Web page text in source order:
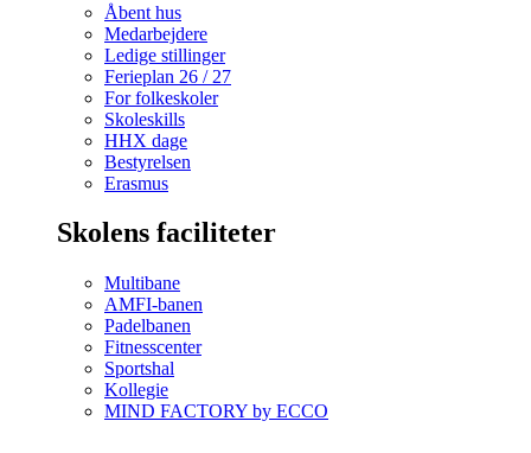
Åbent hus
Medarbejdere
Ledige stillinger
Ferieplan 26 / 27
For folkeskoler
Skoleskills
HHX dage
Bestyrelsen
Erasmus
Skolens faciliteter
Multibane
AMFI-banen
Padelbanen
Fitnesscenter
Sportshal
Kollegie
MIND FACTORY by ECCO